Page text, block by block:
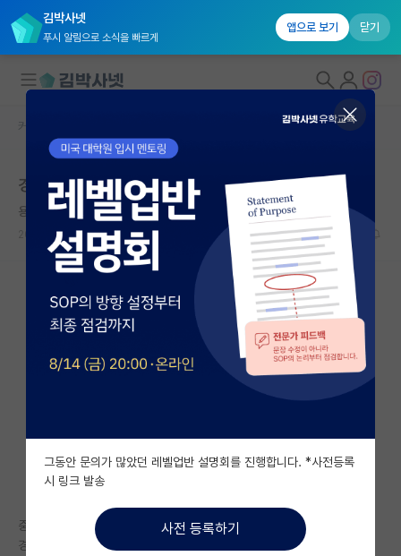
김박사넷
푸시 알림으로 소식을 빠르게
앱으로 보기 닫기
대학원생 모집
국내대학원 정보
연구실&오픈랩
커뮤니티
커뮤니티 홈
전체글보기
베스트 게시판
자유 게시판(아무개랩)
미국 유학 게시판
미국 대학원 합격 후기 게시판
대학원생 모집 게시판
커뮤니티 홈
경북대 대학원
용감한 시몬 드 보부아르
2024.05.22 16 12796
중경외시 라인의 공대생인데요.
경북대의 한 연구실에 관심이 생겼는데
그동안 문의가 많았던 레벨업반 설명회를 진행합니다. *사전등록
시 링크 발송
사전 등록하기